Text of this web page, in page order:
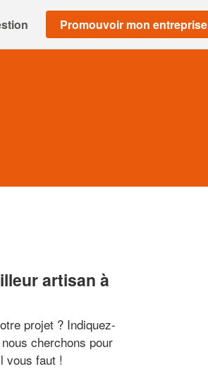
Promouvoir mon entreprise
artisan à
projet ? Indiquez-
cherchons pour
vous faut !